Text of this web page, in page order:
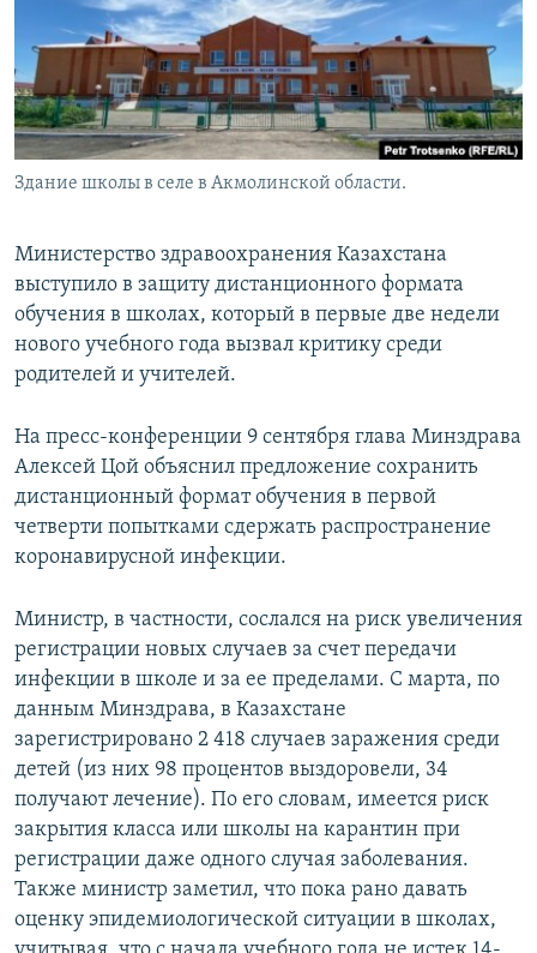
Здание школы в селе в Акмолинской области.
Министерство здравоохранения Казахстана
выступило в защиту дистанционного формата
обучения в школах, который в первые две недели
нового учебного года вызвал критику среди
родителей и учителей.
На пресс-конференции 9 сентября глава Минздрава
Алексей Цой объяснил предложение сохранить
дистанционный формат обучения в первой
четверти попытками сдержать распространение
коронавирусной инфекции.
Министр, в частности, сослался на риск увеличения
регистрации новых случаев за счет передачи
инфекции в школе и за ее пределами. С марта, по
данным Минздрава, в Казахстане
зарегистрировано 2 418 случаев заражения среди
детей (из них 98 процентов выздоровели, 34
получают лечение). По его словам, имеется риск
закрытия класса или школы на карантин при
регистрации даже одного случая заболевания.
Также министр заметил, что пока рано давать
оценку эпидемиологической ситуации в школах,